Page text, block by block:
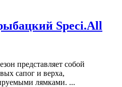
Speci.All
представляет собой
сапог и верха,
лямками. ...